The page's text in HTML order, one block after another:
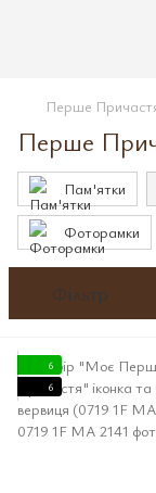
Перше
Перше
Пам'ятки
Фоторамки
Фільтр
6
6